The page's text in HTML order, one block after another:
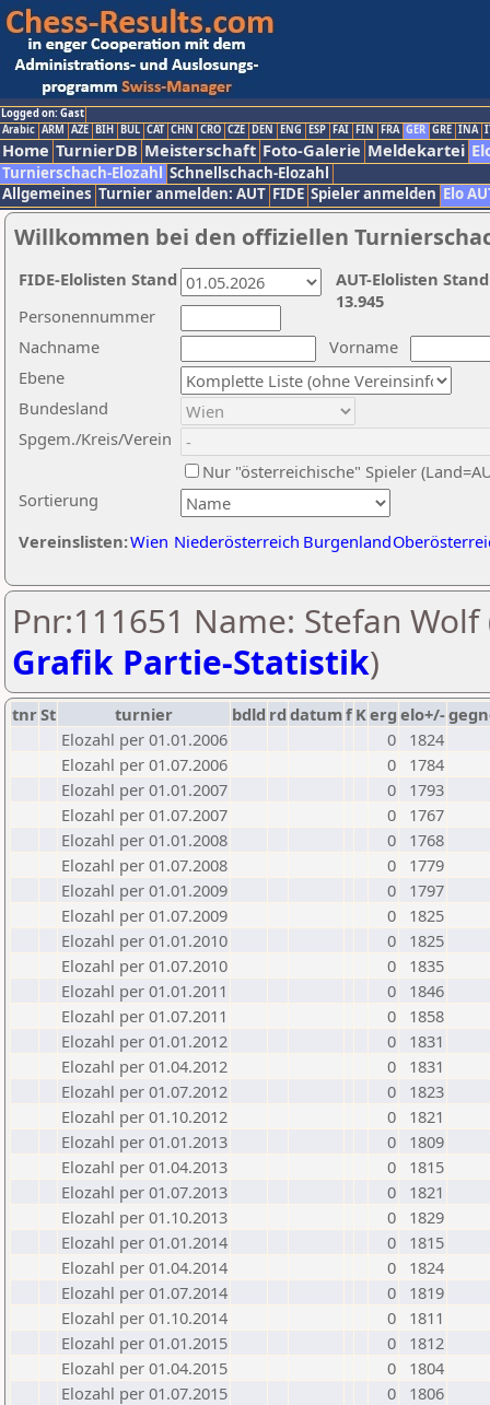
Logged on: Gast
Arabic ARM AZE BIH BUL CAT CHN CRO CZE DEN ENG ESP FAI FIN FRA GER GRE INA
Home TurnierDB Meisterschaft Foto-Galerie Meldekartei
Turnierschach-Elozahl Schnellschach-Elozahl
Allgemeines Turnier anmelden: AUT FIDE Spieler anmelden Elo
Willkommen bei den offiziellen
Nachname
Vorname
Ebene
Sortierung
Personennummer
Bundesland
Spgem./Kreis/Verein
Nur "österreichische" Spieler
Vereinslisten:Wien Niederösterreich Burgenland
AUT-Elolisten
13.945
FIDE-Elolisten Stand
Pnr:111651 Name: Stefan Wolf
Grafik Partie-Statistik)
tnrSt turnier bdld rd datumf Kerg elo+/-
Elozahl per 01.01.2006
0
1824
Elozahl per 01.07.2006
0
1784
Elozahl per 01.01.2007
0
1793
Elozahl per 01.07.2007
0
1767
Elozahl per 01.01.2008
0
1768
Elozahl per 01.07.2008
0
1779
Elozahl per 01.01.2009
0
1797
Elozahl per 01.07.2009
0
1825
Elozahl per 01.01.2010
0
1825
Elozahl per 01.07.2010
0
1835
Elozahl per 01.01.2011
0
1846
Elozahl per 01.07.2011
0
1858
Elozahl per 01.01.2012
0
1831
Elozahl per 01.04.2012
0
1831
Elozahl per 01.07.2012
0
1823
Elozahl per 01.10.2012
0
1821
Elozahl per 01.01.2013
0
1809
Elozahl per 01.04.2013
0
1815
Elozahl per 01.07.2013
0
1821
Elozahl per 01.10.2013
0
1829
Elozahl per 01.01.2014
0
1815
Elozahl per 01.04.2014
0
1824
Elozahl per 01.07.2014
0
1819
Elozahl per 01.10.2014
0
1811
Elozahl per 01.01.2015
0
1812
Elozahl per 01.04.2015
0
1804
Elozahl per 01.07.2015
0
1806